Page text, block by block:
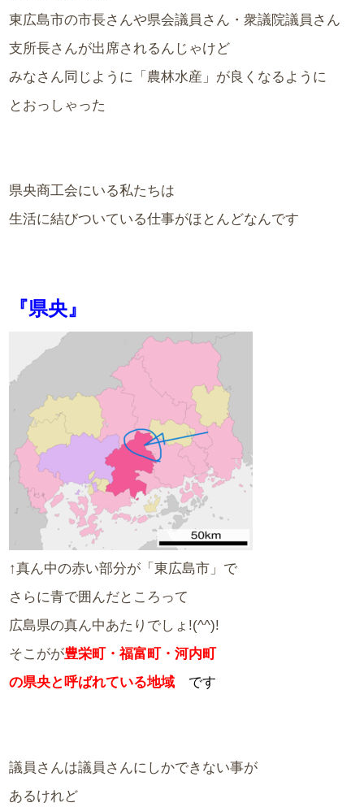
東広島市の市長さんや県会議員さん・衆議院議員さん
支所長さんが出席されるんじゃけど
みなさん同じように「農林水産」が良くなるように
とおっしゃった
県央商工会にいる私たちは
生活に結びついている仕事がほとんどなんです
『県央』
↑真ん中の赤い部分が「東広島市」で
さらに青で囲んだところって
広島県の真ん中あたりでしょ!(^^)!
そこがが豊栄町・福富町・河内町
の県央と呼ばれている地域 です
議員さんは議員さんにしかできない事が
あるけれど